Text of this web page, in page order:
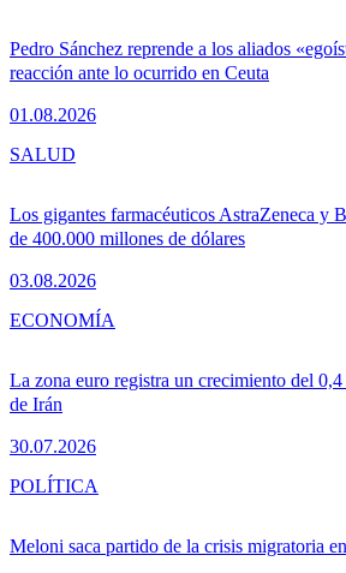
Pedro Sánchez reprende a los aliados
reacción ante lo ocurrido en Ceuta
01.08.2026
Los gigantes farmacéuticos AstraZeneca y
de 400.000 millones de dólares
03.08.2026
SALUD
La zona euro registra un crecimiento del 0,4
de Irán
30.07.2026
ECONOMÍA
Meloni saca partido de la crisis migratoria
POLÍTICA